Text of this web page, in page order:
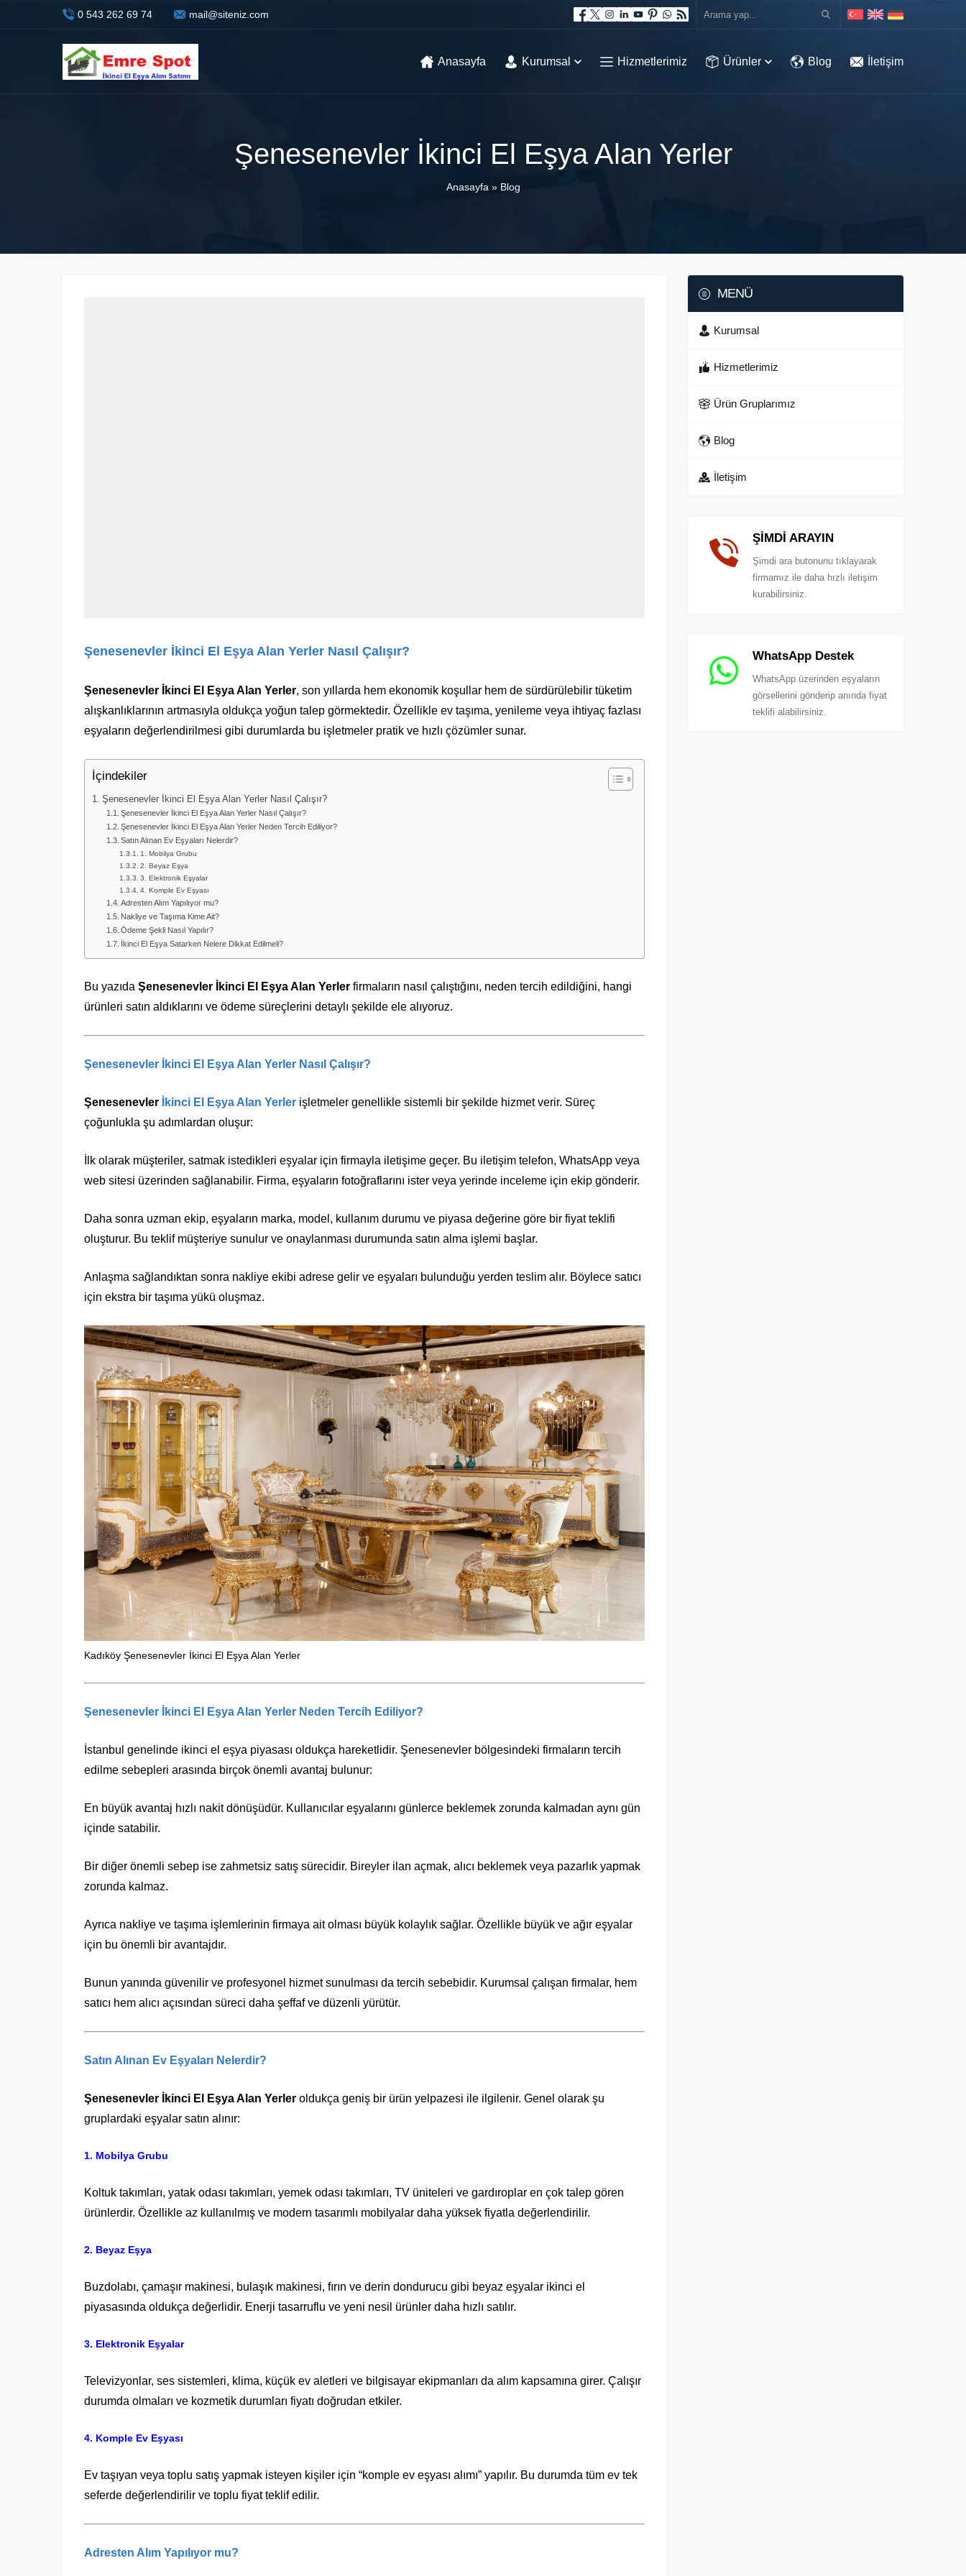
0 543 262 69 74 mail@siteniz.com
Anasayfa Kurumsal Hizmetlerimiz Ürünler Blog İletişim
Şenesenevler İkinci El Eşya Alan Yerler
Anasayfa » Blog
Şenesenevler İkinci El Eşya Alan Yerler Nasıl Çalışır?
Şenesenevler İkinci El Eşya Alan Yerler, son yıllarda hem ekonomik koşullar hem de sürdürülebilir tüketim
alışkanlıklarının artmasıyla oldukça yoğun talep görmektedir. Özellikle ev taşıma, yenileme veya ihtiyaç fazlası
eşyaların değerlendirilmesi gibi durumlarda bu işletmeler pratik ve hızlı çözümler sunar.
İçindekiler
Şenesenevler İkinci El Eşya Alan Yerler Nasıl Çalışır?
Şenesenevler İkinci El Eşya Alan Yerler Nasıl Çalışır?
Şenesenevler İkinci El Eşya Alan Yerler Neden Tercih Ediliyor?
Satın Alınan Ev Eşyaları Nelerdir?
1. Mobilya Grubu
2. Beyaz Eşya
3. Elektronik Eşyalar
4. Komple Ev Eşyası
Adresten Alım Yapılıyor mu?
Nakliye ve Taşıma Kime Ait?
Ödeme Şekli Nasıl Yapılır?
İkinci El Eşya Satarken Nelere Dikkat Edilmeli?
Bu yazıda Şenesenevler İkinci El Eşya Alan Yerler firmaların nasıl çalıştığını, neden tercih edildiğini, hangi
ürünleri satın aldıklarını ve ödeme süreçlerini detaylı şekilde ele alıyoruz.
Şenesenevler İkinci El Eşya Alan Yerler Nasıl Çalışır?
Şenesenevler İkinci El Eşya Alan Yerler işletmeler genellikle sistemli bir şekilde hizmet verir. Süreç
çoğunlukla şu adımlardan oluşur:
İlk olarak müşteriler, satmak istedikleri eşyalar için firmayla iletişime geçer. Bu iletişim telefon, WhatsApp veya
web sitesi üzerinden sağlanabilir. Firma, eşyaların fotoğraflarını ister veya yerinde inceleme için ekip gönderir.
Daha sonra uzman ekip, eşyaların marka, model, kullanım durumu ve piyasa değerine göre bir fiyat teklifi
oluşturur. Bu teklif müşteriye sunulur ve onaylanması durumunda satın alma işlemi başlar.
Anlaşma sağlandıktan sonra nakliye ekibi adrese gelir ve eşyaları bulunduğu yerden teslim alır. Böylece satıcı
için ekstra bir taşıma yükü oluşmaz.
Kadıköy Şenesenevler İkinci El Eşya Alan Yerler
Şenesenevler İkinci El Eşya Alan Yerler Neden Tercih Ediliyor?
İstanbul genelinde ikinci el eşya piyasası oldukça hareketlidir. Şenesenevler bölgesindeki firmaların tercih
edilme sebepleri arasında birçok önemli avantaj bulunur:
En büyük avantaj hızlı nakit dönüşüdür. Kullanıcılar eşyalarını günlerce beklemek zorunda kalmadan aynı gün
içinde satabilir.
Bir diğer önemli sebep ise zahmetsiz satış sürecidir. Bireyler ilan açmak, alıcı beklemek veya pazarlık yapmak
zorunda kalmaz.
Ayrıca nakliye ve taşıma işlemlerinin firmaya ait olması büyük kolaylık sağlar. Özellikle büyük ve ağır eşyalar
için bu önemli bir avantajdır.
Bunun yanında güvenilir ve profesyonel hizmet sunulması da tercih sebebidir. Kurumsal çalışan firmalar, hem
satıcı hem alıcı açısından süreci daha şeffaf ve düzenli yürütür.
Satın Alınan Ev Eşyaları Nelerdir?
Şenesenevler İkinci El Eşya Alan Yerler oldukça geniş bir ürün yelpazesi ile ilgilenir. Genel olarak şu
gruplardaki eşyalar satın alınır:
1. Mobilya Grubu
Koltuk takımları, yatak odası takımları, yemek odası takımları, TV üniteleri ve gardıroplar en çok talep gören
ürünlerdir. Özellikle az kullanılmış ve modern tasarımlı mobilyalar daha yüksek fiyatla değerlendirilir.
2. Beyaz Eşya
Buzdolabı, çamaşır makinesi, bulaşık makinesi, fırın ve derin dondurucu gibi beyaz eşyalar ikinci el
piyasasında oldukça değerlidir. Enerji tasarruflu ve yeni nesil ürünler daha hızlı satılır.
3. Elektronik Eşyalar
Televizyonlar, ses sistemleri, klima, küçük ev aletleri ve bilgisayar ekipmanları da alım kapsamına girer. Çalışır
durumda olmaları ve kozmetik durumları fiyatı doğrudan etkiler.
4. Komple Ev Eşyası
Ev taşıyan veya toplu satış yapmak isteyen kişiler için “komple ev eşyası alımı” yapılır. Bu durumda tüm ev tek
seferde değerlendirilir ve toplu fiyat teklif edilir.
Adresten Alım Yapılıyor mu?
MENÜ
Kurumsal
Hizmetlerimiz
Ürün Gruplarımız
Blog
İletişim
ŞİMDİ ARAYIN
Şimdi ara butonunu tıklayarak
firmamız ile daha hızlı iletişim
kurabilirsiniz.
WhatsApp Destek
WhatsApp üzerinden eşyaların
görsellerini gönderip anında fiyat
teklifi alabilirsiniz.